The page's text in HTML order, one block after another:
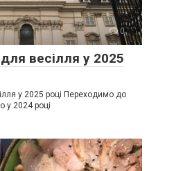
0
весілля у 2025
у 2025 році Переходимо до
у 2024 році